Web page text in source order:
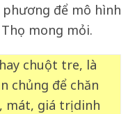
phương để mô hình
mong mỏi.
chuột tre, là
chủng để chăn
mát, giá trị dinh